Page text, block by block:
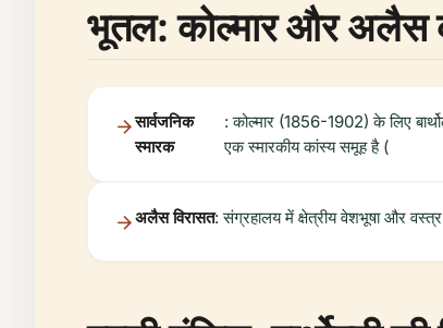
भूतल: कोल्मार और अलैस
सार्वजनिक
स्मारक
: कोल्मार (1856-1902) के लिए
एक स्मारकीय कांस्य समूह है (
अलैस विरासत: संग्रहालय में क्षेत्रीय वेशभूषा और